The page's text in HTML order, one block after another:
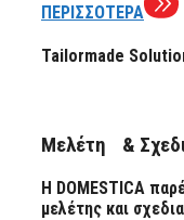
ΠΕΡΙΣΣΟΤΕΡΑ
Tailormade
Μελέτη &
Η DOMESTICA
μελέτης και